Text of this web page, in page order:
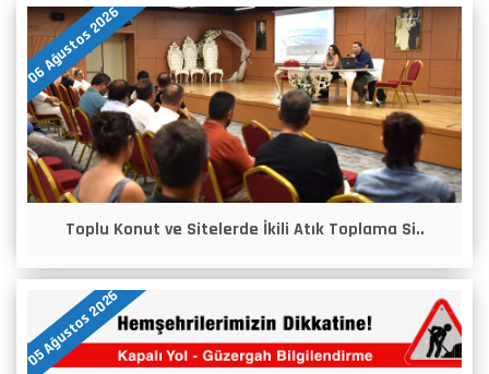
06 Ağustos 2026
Toplu Konut ve Sitelerde İkili Atık Toplama Si..
05 Ağustos 2026